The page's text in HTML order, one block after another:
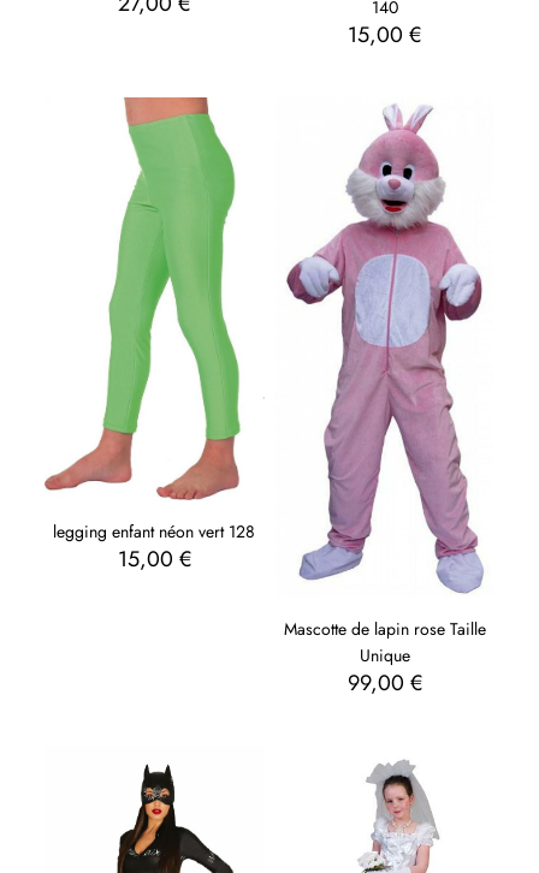
140
15,00 €
legging enfant néon vert 128
15,00 €
Mascotte de lapin rose Taille
Unique
99,00 €